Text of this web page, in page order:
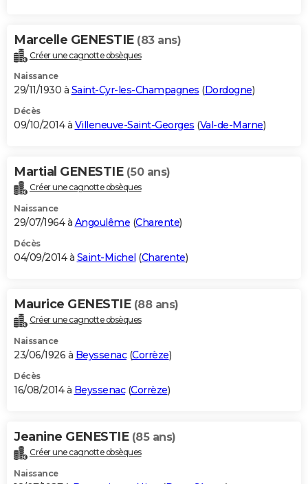
Marcelle GENESTIE (83 ans)
Créer une cagnotte obsèques
Naissance
29/11/1930 à Saint-Cyr-les-Champagnes (Dordogne)
Décès
09/10/2014 à Villeneuve-Saint-Georges (Val-de-Marne)
Martial GENESTIE (50 ans)
Créer une cagnotte obsèques
Naissance
29/07/1964 à Angoulême (Charente)
Décès
04/09/2014 à Saint-Michel (Charente)
Maurice GENESTIE (88 ans)
Créer une cagnotte obsèques
Naissance
23/06/1926 à Beyssenac(Corrèze)
Décès
16/08/2014 à Beyssenac(Corrèze)
Jeanine GENESTIE (85 ans)
Créer une cagnotte obsèques
Naissance